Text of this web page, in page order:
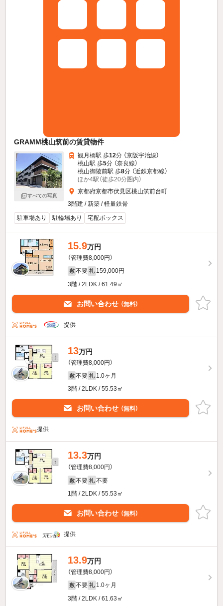
GRAMM桃山筑前の賃貸物件
すべての写真
観月橋駅 歩12分 （京阪宇治線）
桃山駅 歩5分 （奈良線）
桃山御陵前駅 歩8分 （近鉄京都線）
ほか4駅（徒歩20分圏内）
京都府京都市伏見区桃山筑前台町
3階建 / 新築 / 軽量鉄骨
駐車場あり
駐輪場あり 宅配ボックス
15.9万円
（管理費8,000円）
敷 不要 礼 159,000円
3階 / 2LDK / 61.49㎡
お問い合わせ （無料）
提供
13万円
（管理費8,000円）
敷 不要 礼 1.0ヶ月
3階 / 2LDK / 55.53㎡
お問い合わせ （無料）
提供
13.3万円
（管理費8,000円）
敷 不要 礼 不要
1階 / 2LDK / 55.53㎡
お問い合わせ （無料）
提供
13.9万円
（管理費8,000円）
敷 不要 礼 1.0ヶ月
3階 / 2LDK / 61.63㎡